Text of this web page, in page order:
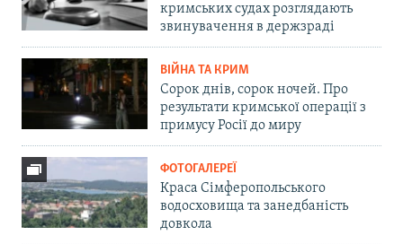
кримських судах розглядають
звинувачення в держзраді
ВІЙНА ТА КРИМ
Сорок днів, сорок ночей. Про
результати кримської операції з
примусу Росії до миру
ФОТОГАЛЕРЕЇ
Краса Сімферопольського
водосховища та занедбаність
довкола